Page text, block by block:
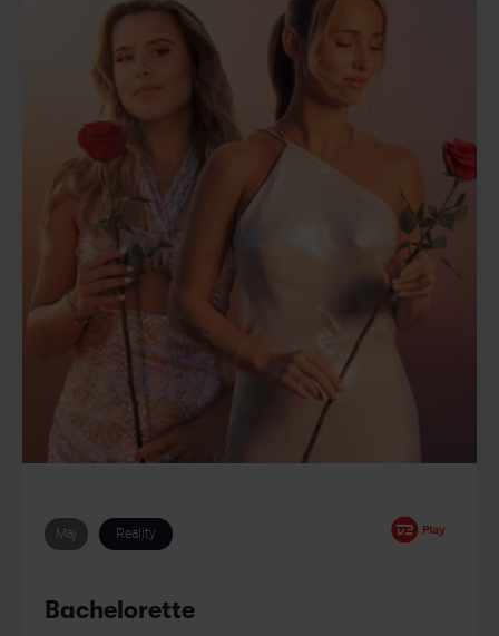
Maj Reality
Bachelorette